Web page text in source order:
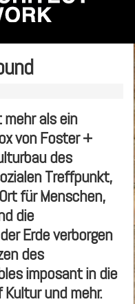
als ein
von Foster +
des
Treffpunkt,
für Menschen,
die
Erde verborgen
des
imposant in die
und mehr.